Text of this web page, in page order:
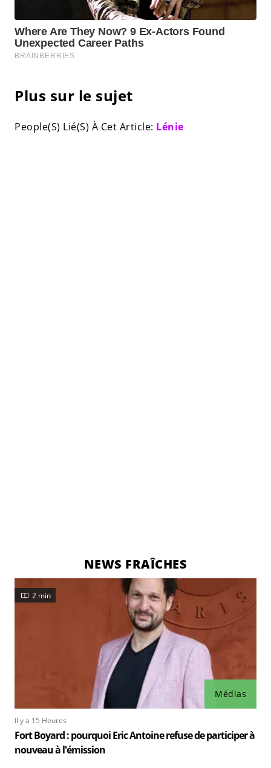
Plus sur le sujet
People(S) Lié(S) À Cet Article: Lénie
NEWS FRAÎCHES
Médias
2 min
Il y a 15 Heures
Fort Boyard : pourquoi Eric Antoine refuse de participer à
nouveau à l'émission